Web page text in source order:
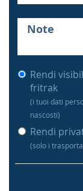
Rendi
fritrak
(i tuoi dati
nascosti)
Rendi
(solo i